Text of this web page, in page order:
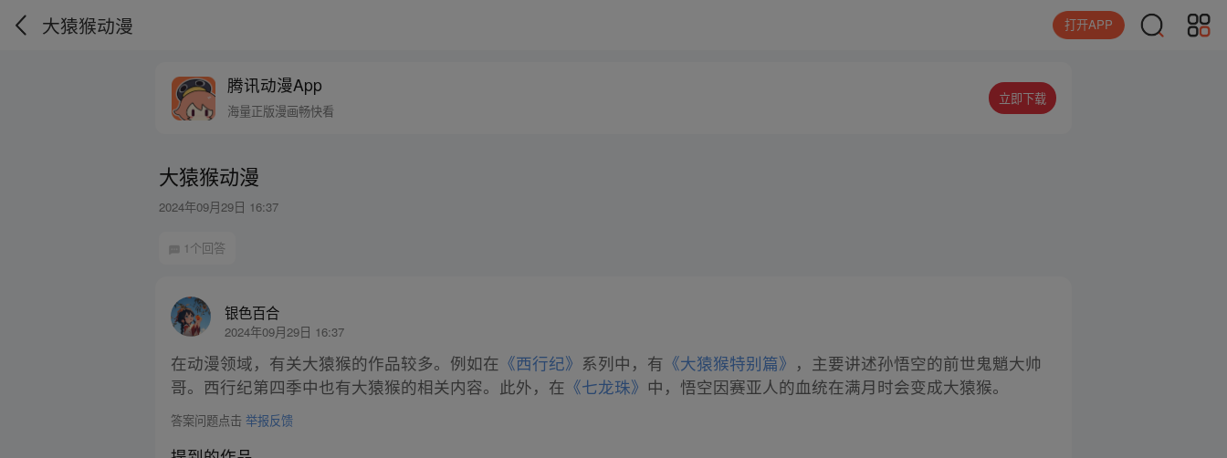
大猿猴动漫 打开APP
腾讯动漫App
海量正版漫画畅快看
立即下载
大猿猴动漫
2024年09月29日 16:37
1个回答
银色百合
2024年09月29日 16:37
在动漫领域，有关大猿猴的作品较多。例如在 《西行纪》 系列中，有 《大猿猴特别篇》 ，主要讲述孙悟空的前世鬼魈大帅
哥。西行纪第四季中也有大猿猴的相关内容。此外，在 《七龙珠》 中，悟空因赛亚人的血统在满月时会变成大猿猴。
答案问题点击举报反馈